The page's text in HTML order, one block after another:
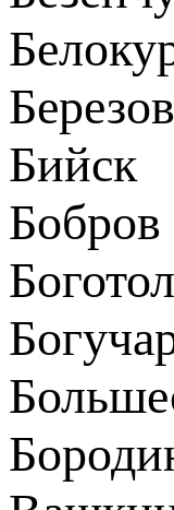
Бийск
Бобров
Боготол